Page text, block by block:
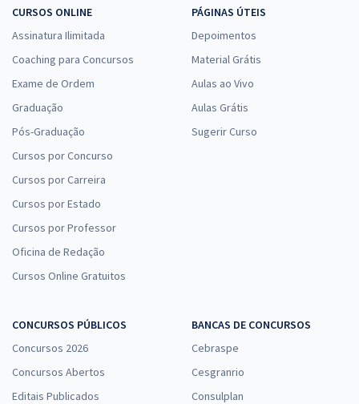
CURSOS ONLINE
Assinatura Ilimitada
Coaching para Concursos
Exame de Ordem
Graduação
Pós-Graduação
Cursos por Concurso
Cursos por Carreira
Cursos por Estado
Cursos por Professor
Oficina de Redação
Cursos Online Gratuitos
PÁGINAS ÚTEIS
Depoimentos
Material Grátis
Aulas ao Vivo
Aulas Grátis
Sugerir Curso
CONCURSOS PÚBLICOS
Concursos 2026
Concursos Abertos
Editais Publicados
BANCAS DE CONCURSOS
Cebraspe
Cesgranrio
Consulplan